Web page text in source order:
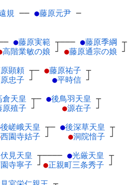
規 ── ●藤原元尹 ─
●藤原実範 ┬
高階業敏の娘 ┘
─── ●藤原季綱 ┬
●藤原通宗の娘 ┘
顕頼 ┬
忠子 ┘
─ ●藤原祐子 ┬
●平時信 ┘
倉天皇 ┬
原殖子 ┘
─ ●後鳥羽天皇 ┬
●源在子 ┘
後嵯峨天皇 ┬
西園寺姞子 ┘
─ ●後深草天皇 ┬
●洞院愔子 ┘
見天皇 ┬
寺寧子 ┘
──── ●光厳天皇 ┬
●正親町三条秀子 ┘